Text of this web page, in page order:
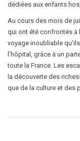
dédiées aux enfants
Au cours des mois de
qui ont été confrontés à
voyage inoubliable
l’hôpital, grâce à un
toute la France. Les
la découverte des
que de la culture et des